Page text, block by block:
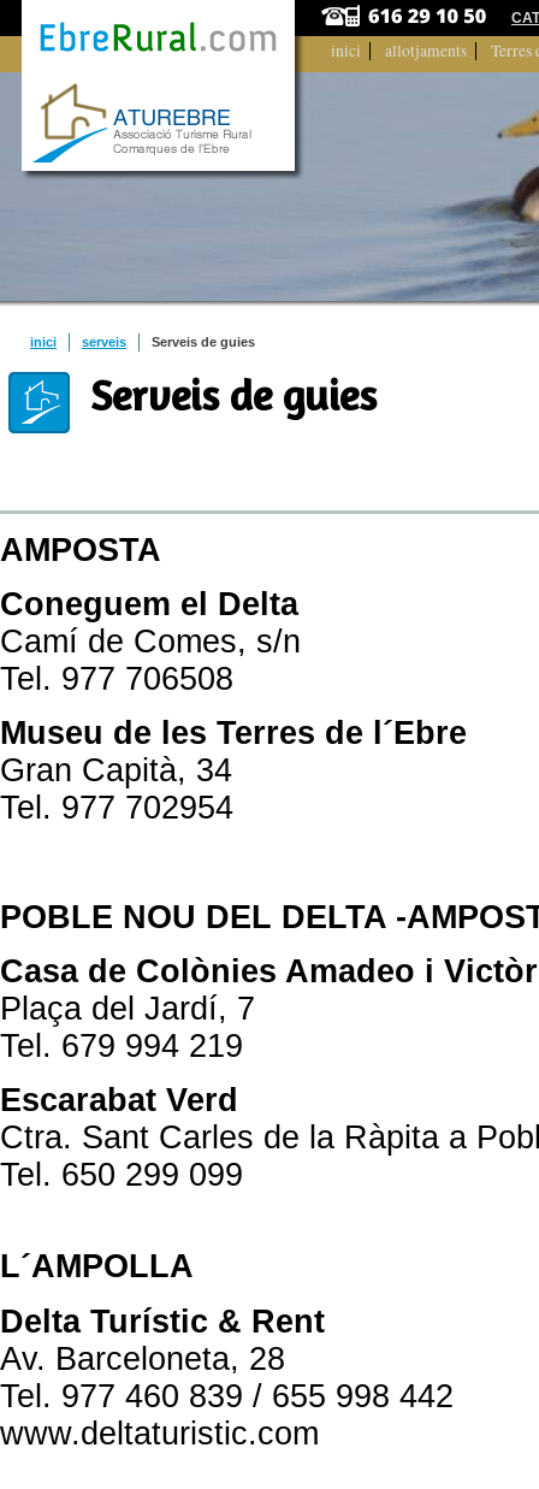
CAT
inici allotjaments Terres
inici serveis Serveis de guies
Serveis de guies
AMPOSTA
Coneguem el Delta
Camí de Comes, s/n
Tel. 977 706508
Museu de les Terres de l´Ebre
Gran Capità, 34
Tel. 977 702954
POBLE NOU DEL DELTA -
Casa de Colònies Amadeo i
Plaça del Jardí, 7
Tel. 679 994 219
Escarabat Verd
Ctra. Sant Carles de la Ràpita a
Tel. 650 299 099
L´AMPOLLA
Delta Turístic & Rent
Av. Barceloneta, 28
Tel. 977 460 839 / 655 998 442
www.deltaturistic.com